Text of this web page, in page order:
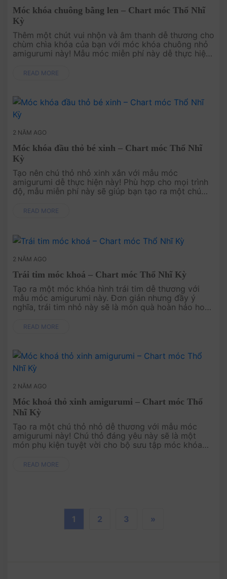
Móc khóa chuông bằng len – Chart móc Thổ Nhĩ
Kỳ
Thêm một chút vui nhộn và âm thanh dễ thương cho
chùm chìa khóa của bạn với móc khóa chuông nhỏ
amigurumi này! Mẫu móc miễn phí này dễ thực hiện
hoặc phụ kiện tuyệt v....
READ MORE
2 NĂM AGO
Móc khóa đầu thỏ bé xinh – Chart móc Thổ Nhĩ
Kỳ
Tạo nên chú thỏ nhỏ xinh xắn với mẫu móc
amigurumi dễ thực hiện này! Phù hợp cho mọi trình
độ, mẫu miễn phí này sẽ giúp bạn tạo ra một chú
hoặc thêm vào bộ ....
READ MORE
2 NĂM AGO
Trái tim móc khoá – Chart móc Thổ Nhĩ Kỳ
Tạo ra một móc khóa hình trái tim dễ thương với
mẫu móc amigurumi này. Đơn giản nhưng đầy ý
nghĩa, trái tim nhỏ này sẽ là món quà hoàn hảo hoặc
Nhân ....
READ MORE
2 NĂM AGO
Móc khoá thỏ xinh amigurumi – Chart móc Thổ
Nhĩ Kỳ
Tạo ra một chú thỏ nhỏ dễ thương với mẫu móc
amigurumi này! Chú thỏ đáng yêu này sẽ là một
món phụ kiện tuyệt vời cho bộ sưu tập móc khóa
gia đình. Với thiết kế....
READ MORE
1 2 3 »